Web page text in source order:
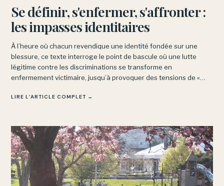
Se définir, s'enfermer, s'affronter :
les impasses identitaires
À l’heure où chacun revendique une identité fondée sur une
blessure, ce texte interroge le point de bascule où une lutte
légitime contre les discriminations se transforme en
enfermement victimaire, jusqu’à provoquer des tensions de «
LIRE L’ARTICLE COMPLET →